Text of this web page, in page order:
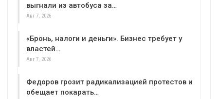
выгнали из автобуса за…
Авг 7, 2026
«Бронь, налоги и деньги». Бизнес требует у
властей…
Авг 7, 2026
Федоров грозит радикализацией протестов и
обещает покарать…